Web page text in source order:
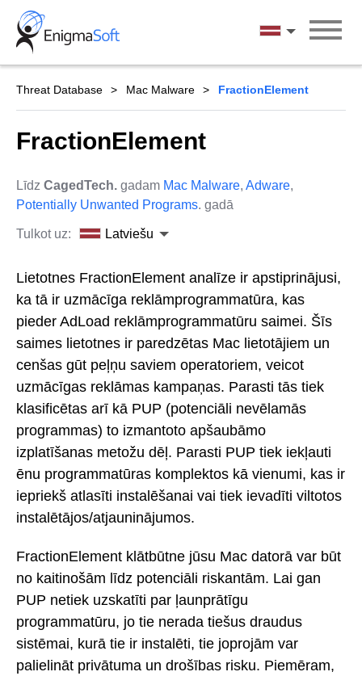
Skip
content
Latviešu
Threat Database Mac Malware FractionElement
FractionElement
Līdz CagedTech. gadam Mac Malware, Adware,
Potentially Unwanted Programs. gadā
Tulkot uz: Latviešu
Lietotnes FractionElement analīze ir apstiprinājusi,
ka tā ir uzmācīga reklāmprogrammatūra, kas
pieder AdLoad reklāmprogrammatūru saimei. Šīs
saimes lietotnes ir paredzētas Mac lietotājiem un
cenšas gūt peļņu saviem operatoriem, veicot
uzmācīgas reklāmas kampaņas. Parasti tās tiek
klasificētas arī kā PUP (potenciāli nevēlamās
programmas) to izmantoto apšaubāmo
izplatīšanas metožu dēļ. Parasti PUP tiek iekļauti
ēnu programmatūras komplektos kā vienumi, kas ir
iepriekš atlasīti instalēšanai vai tiek ievadīti viltotos
instalētājos/atjauninājumos.
FractionElement klātbūtne jūsu Mac datorā var būt
no kaitinošām līdz potenciāli riskantām. Lai gan
PUP netiek uzskatīti par ļaunprātīgu
programmatūru, jo tie nerada tiešus draudus
sistēmai, kurā tie ir instalēti, tie joprojām var
palielināt privātuma un drošības risku. Piemēram,